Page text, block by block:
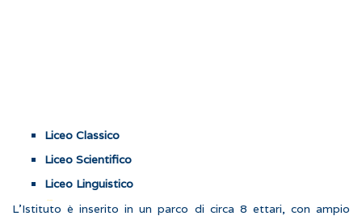
Liceo Classico
Liceo Scientifico
Liceo Linguistico
L'Istituto è inserito in un parco di circa 8 ettari, con ampio